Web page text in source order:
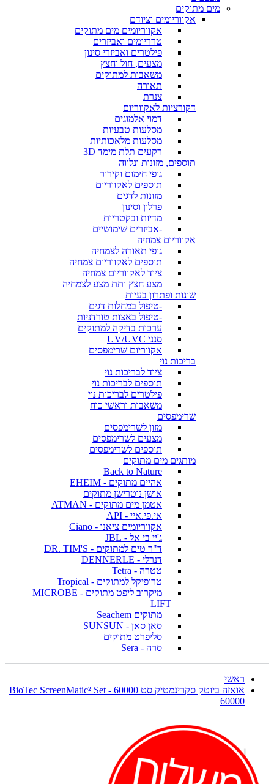
מים מתוקים
אקווריומים וציודם
אקווריומים מים מתוקים
טרריומים ואביזרים
פילטרים ואביזרי סינון
מצעים, חול וחצץ
משאבות למתוקים
תאורה
צנרת
דקורציות לאקווריום
דמוי אלמוגים
מסלעות טבעיות
מסלעות מלאכותיות
רקעים תלת מימד 3D
תוספים, מזונות ונלווה
גופי חימום וקירור
תוספים לאקווריום
מזונות לדגים
פרלון וסינון
מדיות ובקטריות
-אביזרים שימושיים
אקווריום צמחיה
גופי תאורה לצמחיה
תוספים לאקווריום צמחיה
ציוד לאקווריום צמחיה
מצע חצץ ותת מצע לצמחיה
שונות ופתרון בעיות
-טיפול במחלות דגים
-טיפול באצות טורדניות
ערכות בדיקה למתוקים
סנני UV/UVC
אקווריום שרימפסים
בריכות נוי
ציוד לבריכות נוי
תוספים לבריכות נוי
פילטרים לבריכות נוי
משאבות וראשי כוח
שרימפסים
מזון לשרימפסים
מצעים לשרימפסים
תוספים לשרימפסים
מותגים מים מתוקים
Back to Nature
אהיים מתוקים - EHEIM
אושן נוטרישן מתוקים
אטמן מים מתוקים - ATMAN
אי.פי.איי - API
אקווריומים ציאנו - Ciano
ג'יי בי אל - JBL
ד"ר טים למתוקים - DR. TIM'S
דנרלי - DENNERLE
טטרה - Tetra
טרופיקל למתוקים - Tropical
מיקרוב ליפט מתוקים - MICROBE
LIFT
מתוקים Seachem
סאן סאן - SUNSUN
סליפרט מתוקים
סרה - Sera
ראשי
אואזה ביוטק סקרינמטיק סט 60000 - BioTec ScreenMatic² Set
60000